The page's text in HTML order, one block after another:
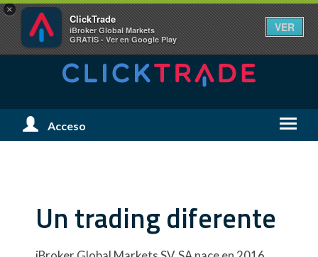
×
ClickTrade
iBroker Global Markets
GRATIS - Ver en Google Play
VER
Menú
de
Menú
de
Acceso
Un trading diferente